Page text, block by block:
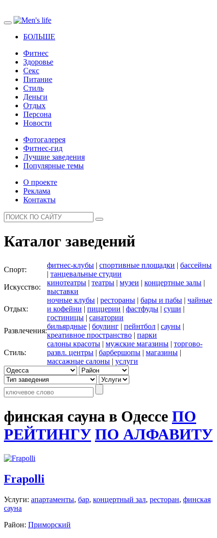
БОЛЬШЕ
Фитнес
Здоровье
Секс
Питание
Стиль
Деньги
Отдых
Персона
Новости
Фотогалерея
Фитнес-гид
Лучшие заведения
Популярные темы
О проекте
Реклама
Контакты
Каталог заведений
Спорт:
фитнес-клубы | спортивные площадки | бассейны
| танцевальные студии
Искусство:
кинотеатры | театры | музеи | концертные залы |
выставки
Отдых:
ночные клубы | рестораны | бары и пабы | чайные
и кофейни | пиццерии | фастфуды | суши |
гостиницы | санатории
Развлечения:
бильярдные | боулинг | пейнтбол | сауны |
креативное пространство | парки
Стиль:
салоны красоты | мужские магазины | торгово-
развл. центры | барбершопы | магазины |
массажные салоны | услуги
финская сауна в Одессе ПО
РЕЙТИНГУ ПО АЛФАВИТУ
Frapolli
Услуги: апартаменты, бар, концертный зал, ресторан, финская
сауна
Район: Приморский